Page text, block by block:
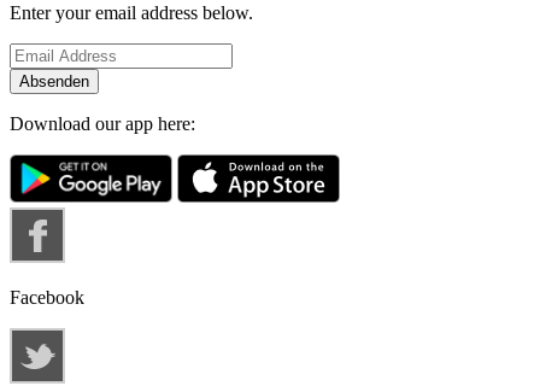
Enter your email address below.
Download our app here:
Facebook